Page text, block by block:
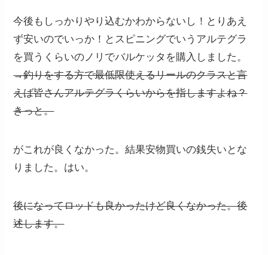
今後もしっかりやり込むかわからないし！とりあえ
ず安いのでいっか！とスピニングでいうアルテグラ
を買うくらいのノリでバルケッタを購入しました。
→釣りをする方で最低限使えるリールのクラスと言
えば皆さんアルテグラくらいからを指しますよね？
きっと。
がこれが良くなかった。結果安物買いの銭失いとな
りました。はい。
後になってロッドも良かったけど良くなかった。後
述します。